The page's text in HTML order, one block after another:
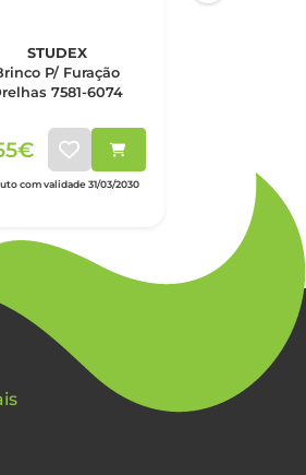
STUDEX
P/ Furação
7581-6074
com validade 31/03/2030 Produto com